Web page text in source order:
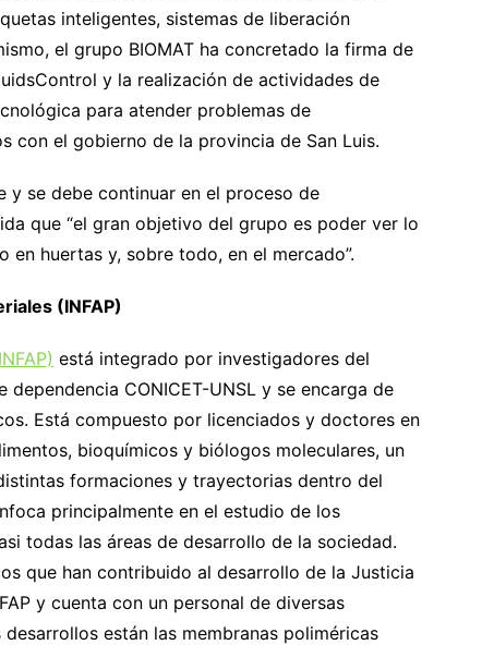
inteligentes, sistemas de liberación
el grupo BIOMAT ha concretado la firma de
y la realización de actividades de
para atender problemas de
con el gobierno de la provincia de San Luis.
y se debe continuar en el proceso de
que “el gran objetivo del grupo es poder ver lo
huertas y, sobre todo, en el mercado”.
(INFAP)
está integrado por investigadores del
CONICET-UNSL y se encarga de
Está compuesto por licenciados y doctores en
bioquímicos y biólogos moleculares, un
formaciones y trayectorias dentro del
principalmente en el estudio de los
todas las áreas de desarrollo de la sociedad.
que han contribuido al desarrollo de la Justicia
y cuenta con un personal de diversas
están las membranas poliméricas